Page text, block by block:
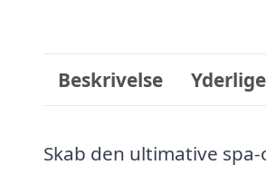
Beskrivelse
Skab den ultimative